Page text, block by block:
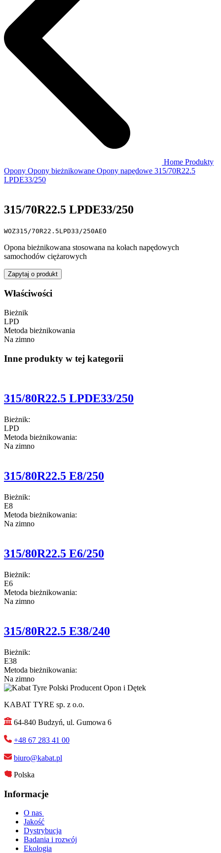
Home Produkty
Opony Opony bieżnikowane Opony napędowe 315/70R22.5
LPDE33/250
315/70R22.5 LPDE33/250
WOZ315/70R22.5LPD33/250AEO
Opona bieżnikowana stosowana na kołach napędowych
samochodów ciężarowych
Zapytaj o produkt
Właściwości
Bieżnik
LPD
Metoda bieżnikowania
Na zimno
Inne produkty w tej kategorii
315/80R22.5 LPDE33/250
Bieżnik:
LPD
Metoda bieżnikowania:
Na zimno
315/80R22.5 E8/250
Bieżnik:
E8
Metoda bieżnikowania:
Na zimno
315/80R22.5 E6/250
Bieżnik:
E6
Metoda bieżnikowania:
Na zimno
315/80R22.5 E38/240
Bieżnik:
E38
Metoda bieżnikowania:
Na zimno
KABAT TYRE sp. z o.o.
64-840 Budzyń, ul. Gumowa 6
+48 67 283 41 00
biuro@kabat.pl
Polska
Informacje
O nas
Jakość
Dystrybucja
Badania i rozwój
Ekologia